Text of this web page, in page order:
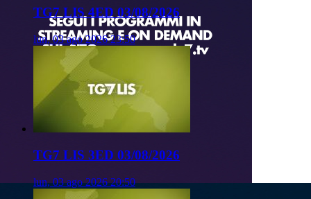
TG7 LIS 4ED 03/08/2026
lun, 03 ago 2026 23:50
TG7 LIS 3ED 03/08/2026
lun, 03 ago 2026 20:50